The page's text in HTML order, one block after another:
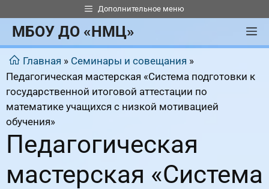
к
содержимому
Дополнительное меню
МБОУ ДО «НМЦ»
Главная » Семинары и совещания »
Педагогическая мастерская «Система подготовки к
государственной итоговой аттестации по
математике учащихся с низкой мотивацией
обучения»
Педагогическая
мастерская «Система